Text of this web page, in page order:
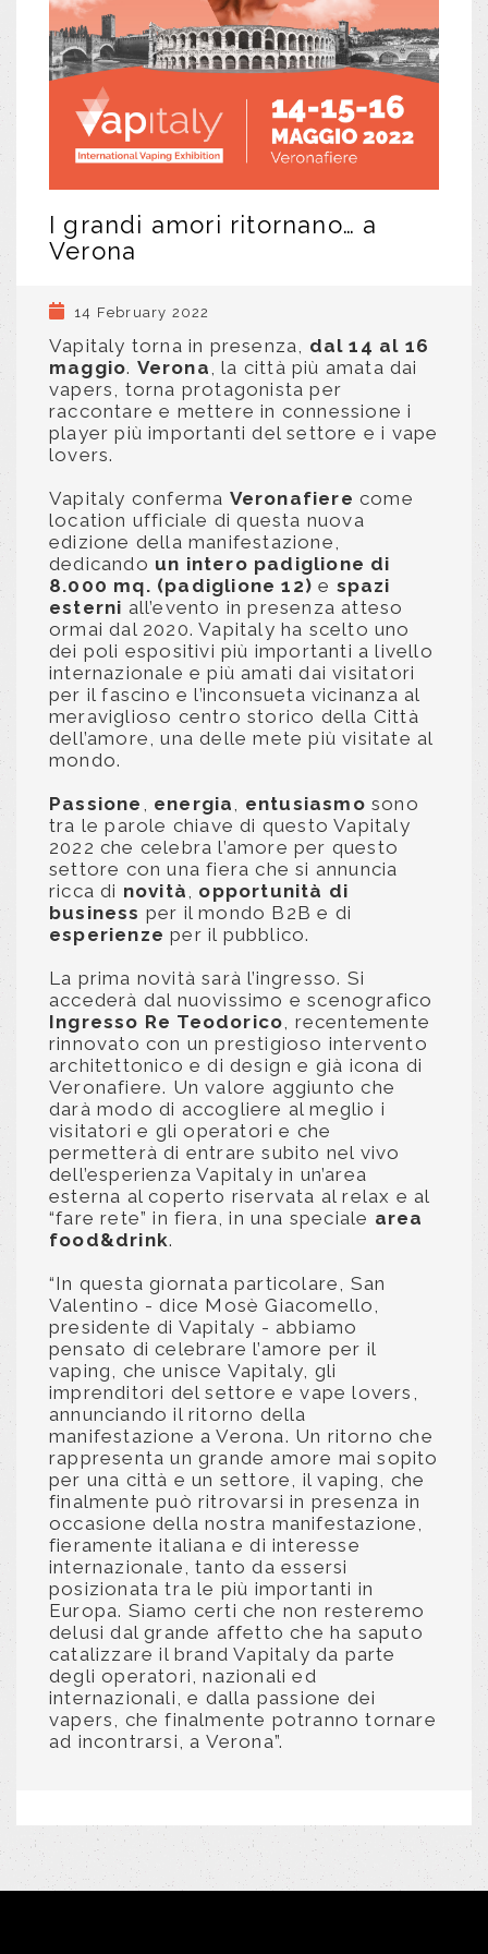
I grandi amori ritornano… a
Verona
14 February 2022
Vapitaly torna in presenza, dal 14 al 16
maggio. Verona, la città più amata dai
vapers, torna protagonista per
raccontare e mettere in connessione i
player più importanti del settore e i vape
lovers.
Vapitaly conferma Veronafiere come
location ufficiale di questa nuova
edizione della manifestazione,
dedicando un intero padiglione di
8.000 mq. (padiglione 12) e spazi
esterni all’evento in presenza atteso
ormai dal 2020. Vapitaly ha scelto uno
dei poli espositivi più importanti a livello
internazionale e più amati dai visitatori
per il fascino e l’inconsueta vicinanza al
meraviglioso centro storico della Città
dell’amore, una delle mete più visitate al
mondo.
Passione , energia, entusiasmo sono
tra le parole chiave di questo Vapitaly
2022 che celebra l’amore per questo
settore con una fiera che si annuncia
ricca di novità, opportunità di
business per il mondo B2B e di
esperienze per il pubblico.
La prima novità sarà l’ingresso. Si
accederà dal nuovissimo e scenografico
Ingresso Re Teodorico, recentemente
rinnovato con un prestigioso intervento
architettonico e di design e già icona di
Veronafiere. Un valore aggiunto che
darà modo di accogliere al meglio i
visitatori e gli operatori e che
permetterà di entrare subito nel vivo
dell’esperienza Vapitaly in un’area
esterna al coperto riservata al relax e al
“fare rete” in fiera, in una speciale area
food&drink.
“In questa giornata particolare, San
Valentino - dice Mosè Giacomello,
presidente di Vapitaly - abbiamo
pensato di celebrare l’amore per il
vaping, che unisce Vapitaly, gli
imprenditori del settore e vape lovers,
annunciando il ritorno della
manifestazione a Verona. Un ritorno che
rappresenta un grande amore mai sopito
per una città e un settore, il vaping, che
finalmente può ritrovarsi in presenza in
occasione della nostra manifestazione,
fieramente italiana e di interesse
internazionale, tanto da essersi
posizionata tra le più importanti in
Europa. Siamo certi che non resteremo
delusi dal grande affetto che ha saputo
catalizzare il brand Vapitaly da parte
degli operatori, nazionali ed
internazionali, e dalla passione dei
vapers, che finalmente potranno tornare
ad incontrarsi, a Verona”.